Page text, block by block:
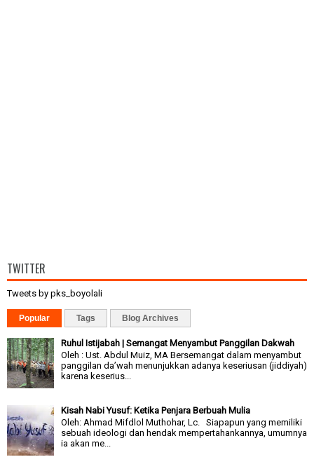
TWITTER
Tweets by pks_boyolali
Popular Tags Blog Archives
Ruhul Istijabah | Semangat Menyambut Panggilan Dakwah
Oleh : Ust. Abdul Muiz, MA Bersemangat dalam menyambut
panggilan da’wah menunjukkan adanya keseriusan (jiddiyah)
karena keserius...
Kisah Nabi Yusuf: Ketika Penjara Berbuah Mulia
Oleh: Ahmad Mifdlol Muthohar, Lc. Siapapun yang memiliki
sebuah ideologi dan hendak mempertahankannya, umumnya
ia akan me...